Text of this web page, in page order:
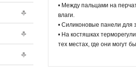
• Между пальцами на
влаги.
• Силиконовые панели для
• На костяшках
тех местах, где они могут